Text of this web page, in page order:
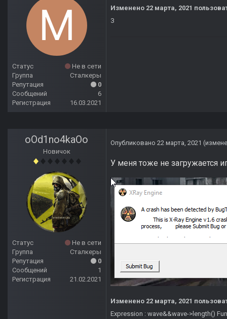
Статус
Не в сети
Группа
Сталкеры
Репутация
0
Сообщений
6
Регистрация
16.03.2021
Изменено 22 марта, 2021
З
oOd1no4kaOo
Новичок
Статус
Не в сети
Группа
Сталкеры
Репутация
0
Сообщений
1
Регистрация
21.02.2021
Опубликовано 22 марта, 2021
У меня тоже не загружается
Изменено 22 марта, 2021
Expression : wave&&wave->length()